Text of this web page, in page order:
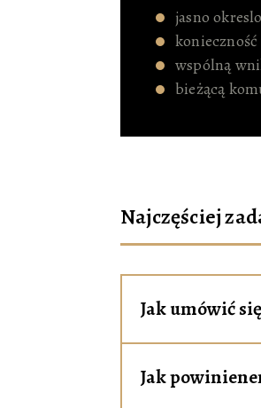
jasno
wspólną
bieżącą
Najczęściej
Jak umówić
Jak